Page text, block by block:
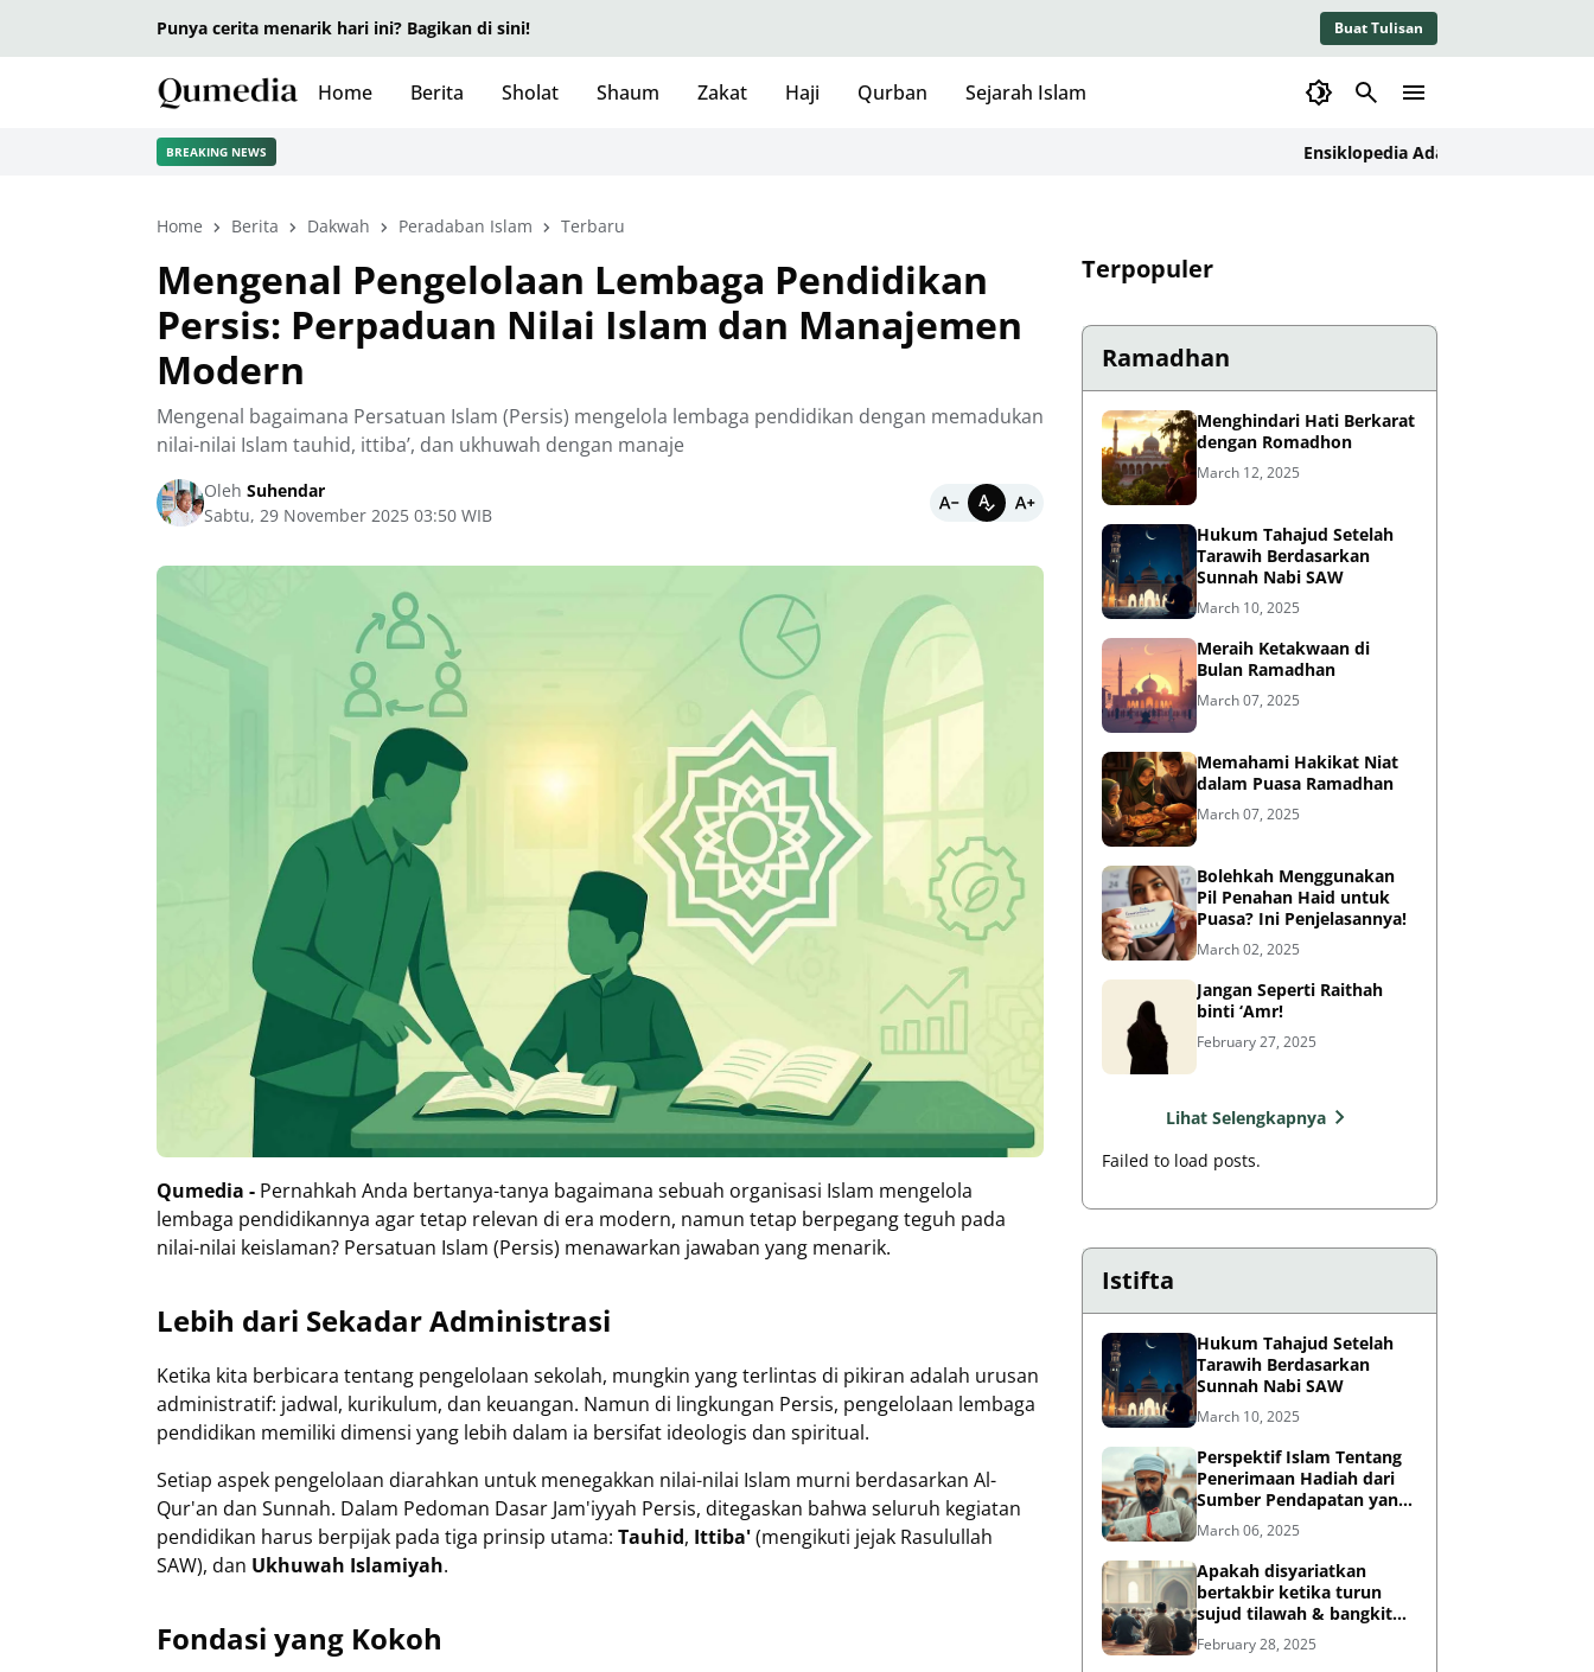
Punya cerita menarik hari ini? Bagikan di sini! Buat Tulisan
Home Berita Sholat Shaum Zakat Haji Qurban Sejarah Islam
BREAKING NEWS Ensiklopedia Adab dalam Islam: Kajian
Home Berita Dakwah Peradaban Islam Terbaru
Mengenal Pengelolaan Lembaga Pendidikan
Persis: Perpaduan Nilai Islam dan Manajemen
Modern
Mengenal bagaimana Persatuan Islam (Persis) mengelola lembaga pendidikan dengan memadukan
nilai-nilai Islam tauhid, ittiba’, dan ukhuwah dengan manaje
Oleh Suhendar
Sabtu, 29 November 2025 03:50 WIB
Qumedia - Pernahkah Anda bertanya-tanya bagaimana sebuah organisasi Islam mengelola
lembaga pendidikannya agar tetap relevan di era modern, namun tetap berpegang teguh pada
nilai-nilai keislaman? Persatuan Islam (Persis) menawarkan jawaban yang menarik.
Lebih dari Sekadar Administrasi
Ketika kita berbicara tentang pengelolaan sekolah, mungkin yang terlintas di pikiran adalah urusan
administratif: jadwal, kurikulum, dan keuangan. Namun di lingkungan Persis, pengelolaan lembaga
pendidikan memiliki dimensi yang lebih dalam ia bersifat ideologis dan spiritual.
Setiap aspek pengelolaan diarahkan untuk menegakkan nilai-nilai Islam murni berdasarkan Al-
Qur'an dan Sunnah. Dalam Pedoman Dasar Jam'iyyah Persis, ditegaskan bahwa seluruh kegiatan
pendidikan harus berpijak pada tiga prinsip utama: Tauhid, Ittiba'(mengikuti jejak Rasulullah
SAW), dan Ukhuwah Islamiyah.
Fondasi yang Kokoh
Terpopuler
Ramadhan
Menghindari Hati Berkarat
dengan Romadhon
March 12, 2025
Hukum Tahajud Setelah
Tarawih Berdasarkan
Sunnah Nabi SAW
March 10, 2025
Meraih Ketakwaan di
Bulan Ramadhan
March 07, 2025
Memahami Hakikat Niat
dalam Puasa Ramadhan
March 07, 2025
Bolehkah Menggunakan
Pil Penahan Haid untuk
Puasa? Ini Penjelasannya!
March 02, 2025
Jangan Seperti Raithah
binti ‘Amr!
February 27, 2025
Lihat Selengkapnya
Failed to load posts.
Istifta
Hukum Tahajud Setelah
Tarawih Berdasarkan
Sunnah Nabi SAW
March 10, 2025
Perspektif Islam Tentang
Penerimaan Hadiah dari
Sumber Pendapatan yang
Tidak Halal
March 06, 2025
Apakah disyariatkan
bertakbir ketika turun
sujud tilawah & bangkit
dari sujud tilawah yang
dilakukan dalam shalat?
February 28, 2025